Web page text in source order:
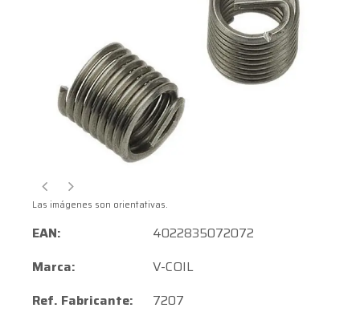
Las imágenes son orientativas.
EAN:
4022835072072
Marca:
V-COIL
Ref. Fabricante:
7207